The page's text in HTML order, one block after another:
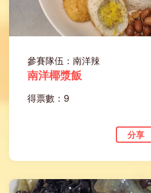
參賽隊伍：南洋辣
南洋椰漿飯
得票數：9
分享